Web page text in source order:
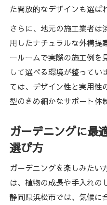
展示場で比較する
デア
エクステリア展
メリット
エクステリアの
用法
展示場でチェック
失敗しない浜松市の
とは
浜松市のエクス
き点
た開放的なデザインも選ば
さらに、地元の施工業者は
用したナチュラルな外構提
ールームで実際の施工例を
して選べる環境が整ってい
ては、デザイン性と実用性
型のきめ細かなサポート体
ガーデニングに最
選び方
ガーデニングを楽しみたい
は、植物の成長や手入れの
静岡県浜松市では、気候に